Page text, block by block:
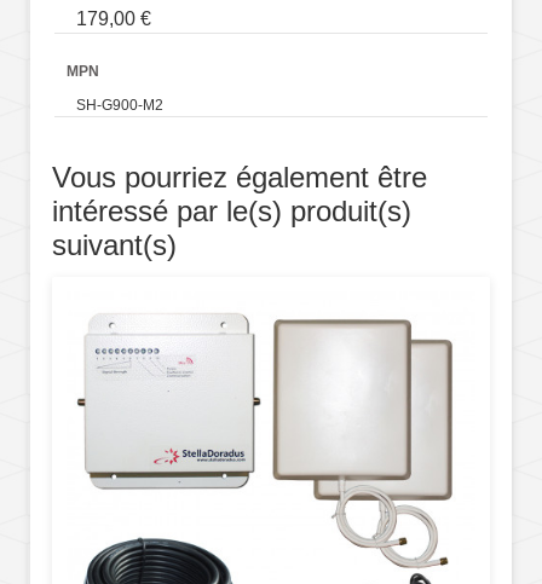
179,00 €
MPN
SH-G900-M2
Vous pourriez également être
intéressé par le(s) produit(s)
suivant(s)